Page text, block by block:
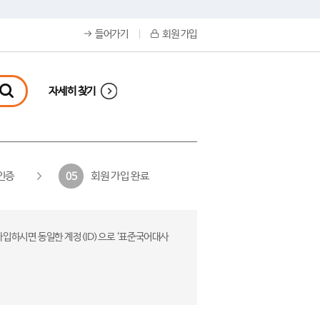
들어가기 회원 가입
자세히 찾기
증 05 회원 가입 완료
하시면 동일한 계정(ID)으로 ‘표준국어대사